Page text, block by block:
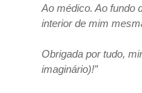
Ao médico. Ao fundo
interior de mim
Obrigada por tudo,
imaginário)!”